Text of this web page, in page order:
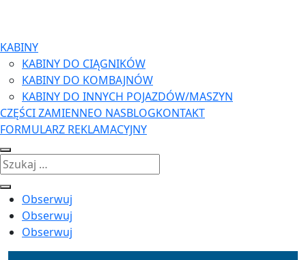
KABINY
KABINY DO CIĄGNIKÓW
KABINY DO KOMBAJNÓW
KABINY DO INNYCH POJAZDÓW/MASZYN
CZĘŚCI ZAMIENNEO NASBLOGKONTAKT
FORMULARZ REKLAMACYJNY
Obserwuj
Obserwuj
Obserwuj